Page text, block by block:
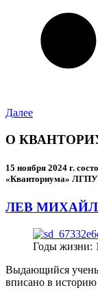
Далее
О
15 ноября 2024 г.
«Кванториума»
ЛЕВ
Годы жизни:
Выдающийся
вписано в